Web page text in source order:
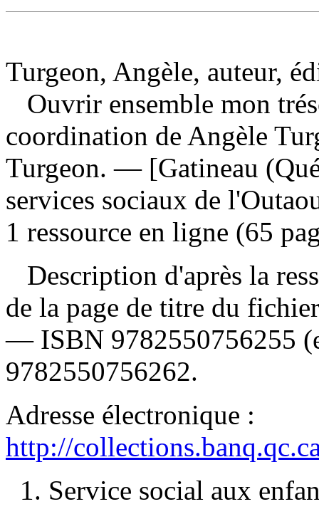
Turgeon, Angèle, auteur,
Ouvrir ensemble mon
coordination de Angèle
Turgeon. — [Gatineau
services sociaux de
1 ressource en ligne (65
Description d'après la
de la page de titre du
— ISBN 9782550756255
9782550756262.
Adresse électronique :
http://
1. Service social aux